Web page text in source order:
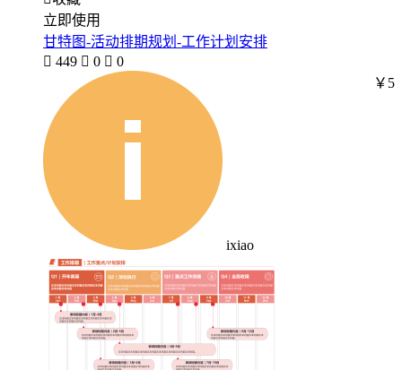
立即使用
甘特图-活动排期规划-工作计划安排
 449  0  0
ixiao
￥5